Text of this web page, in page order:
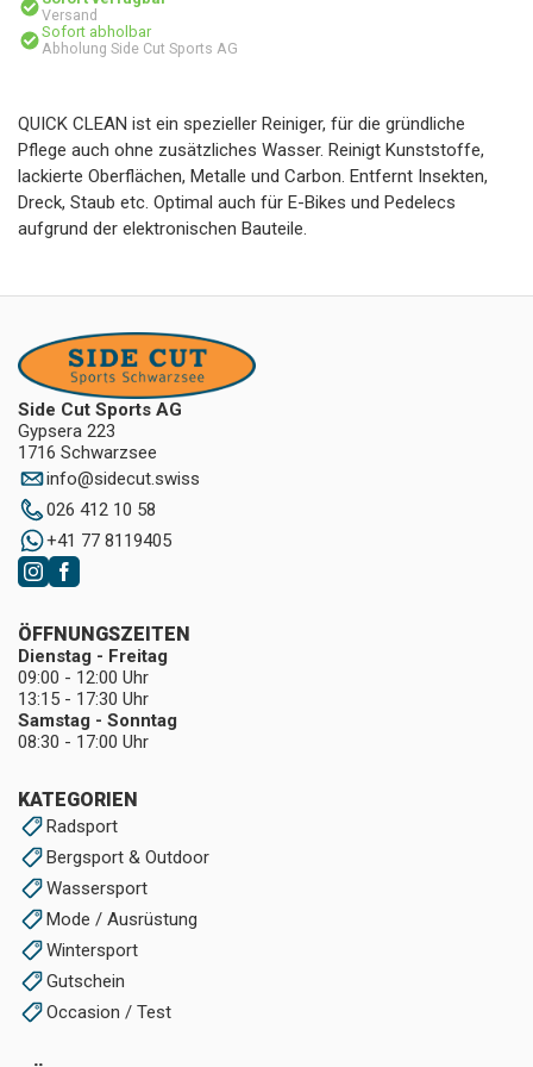
Versand
Sofort abholbar
Abholung Side Cut Sports AG
QUICK CLEAN ist ein spezieller Reiniger, für die gründliche
Pflege auch ohne zusätzliches Wasser. Reinigt Kunststoffe,
lackierte Oberflächen, Metalle und Carbon. Entfernt Insekten,
Dreck, Staub etc. Optimal auch für E-Bikes und Pedelecs
aufgrund der elektronischen Bauteile.
Side Cut Sports AG
Gypsera 223
1716 Schwarzsee
info@sidecut.swiss
026 412 10 58
+41 77 8119405
KATEGORIEN
Radsport
Bergsport & Outdoor
Wassersport
Mode / Ausrüstung
Wintersport
Gutschein
Occasion / Test
ÖFFNUNGSZEITEN
Dienstag - Freitag
09:00 - 12:00 Uhr
13:15 - 17:30 Uhr
Samstag - Sonntag
08:30 - 17:00 Uhr